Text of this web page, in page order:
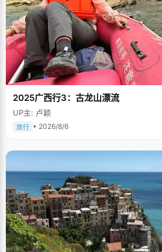
2025广西行3：古龙山漂流
UP主: 卢颖
旅行 • 2026/8/6